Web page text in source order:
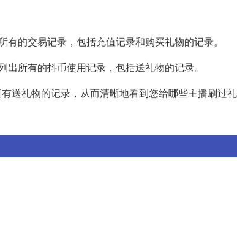
有的交易记录，包括充值记录和购买礼物的记录。
出所有的抖币使用记录，包括送礼物的记录。
送礼物的记录，从而清晰地看到您给哪些主播刷过礼